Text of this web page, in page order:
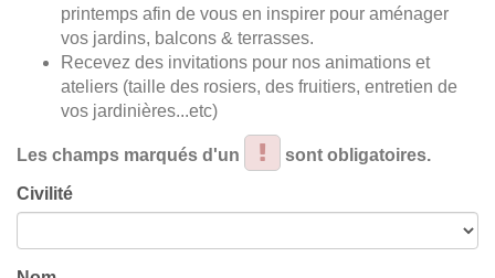
printemps afin de vous en inspirer pour aménager
vos jardins, balcons & terrasses.
Recevez des invitations pour nos animations et
ateliers (taille des rosiers, des fruitiers, entretien de
vos jardinières...etc)
Les champs marqués d'un sont obligatoires.
Civilité